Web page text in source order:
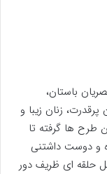
باستان،
زنان زیبا و
طرح ها گرفته تا
و دوست داشتنی
حلقه ای ظریف دور